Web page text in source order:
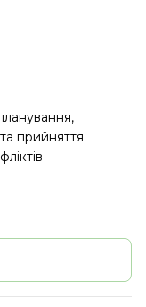
прийняття